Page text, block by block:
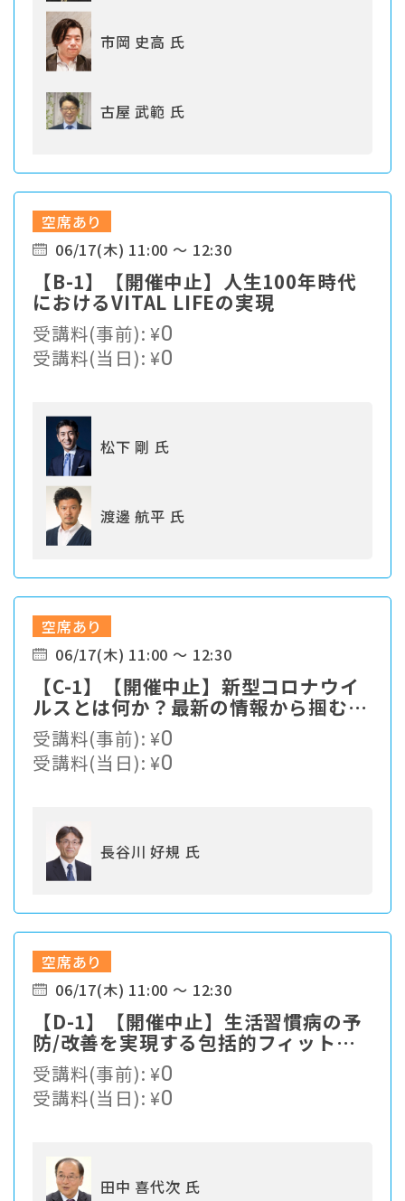
市岡 史高 氏
古屋 武範 氏
空席あり
06/17(木) 11:00 ～ 12:30
【B-1】【開催中止】人生100年時代
におけるVITAL LIFEの実現
受講料(事前):¥0
受講料(当日):¥0
松下 剛 氏
渡邊 航平 氏
空席あり
06/17(木) 11:00 ～ 12:30
【C-1】【開催中止】新型コロナウイ
ルスとは何か？最新の情報から掴む対
策最前線
受講料(事前):¥0
受講料(当日):¥0
長谷川 好規 氏
空席あり
06/17(木) 11:00 ～ 12:30
【D-1】【開催中止】生活習慣病の予
防/改善を実現する包括的フィットネ
スプログラム
受講料(事前):¥0
受講料(当日):¥0
田中 喜代次 氏